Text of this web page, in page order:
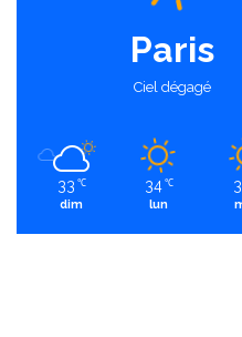
Paris
Ciel dégagé
33 ℃
dim
34 ℃
lun